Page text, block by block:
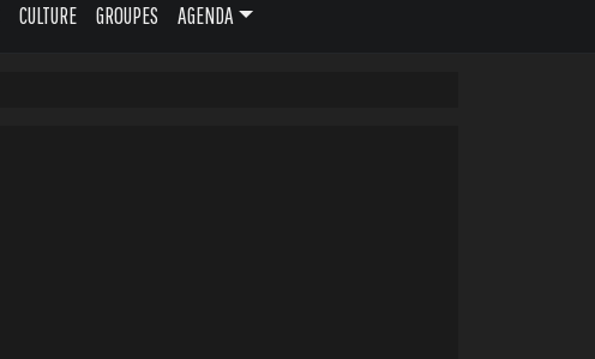
CULTURE GROUPES AGENDA